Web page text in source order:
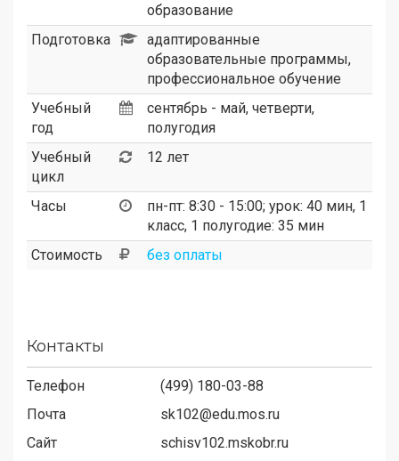
образование
Подготовка
адаптированные
образовательные программы,
профессиональное обучение
Учебный
год
сентябрь - май, четверти,
полугодия
Учебный
цикл
12 лет
Часы
пн-пт: 8:30 - 15:00; урок: 40 мин, 1
класс, 1 полугодие: 35 мин
Стоимость
без оплаты
Контакты
Телефон
(499) 180-03-88
Почта
sk102@edu.mos.ru
Сайт
schisv102.mskobr.ru